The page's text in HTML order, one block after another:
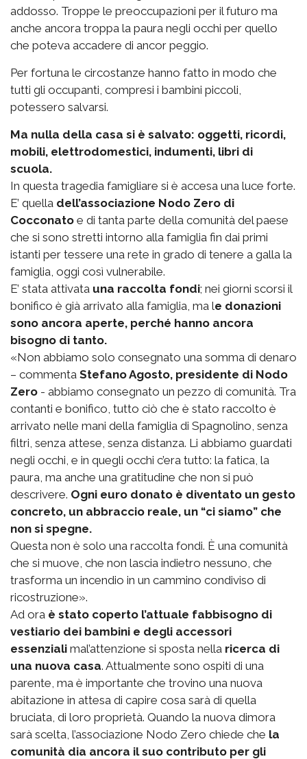
addosso. Troppe le preoccupazioni per il futuro ma
anche ancora troppa la paura negli occhi per quello
che poteva accadere di ancor peggio.
Per fortuna le circostanze hanno fatto in modo che
tutti gli occupanti, compresi i bambini piccoli,
potessero salvarsi.
Ma nulla della casa si è salvato: oggetti, ricordi,
mobili, elettrodomestici, indumenti, libri di
scuola.
In questa tragedia famigliare si è accesa una luce forte.
E’ quella dell’associazione Nodo Zero di
Cocconato e di tanta parte della comunità del paese
che si sono stretti intorno alla famiglia fin dai primi
istanti per tessere una rete in grado di tenere a galla la
famiglia, oggi così vulnerabile.
E’ stata attivata una raccolta fondi; nei giorni scorsi il
bonifico è già arrivato alla famiglia, ma le donazioni
sono ancora aperte, perché hanno ancora
bisogno di tanto.
«Non abbiamo solo consegnato una somma di denaro
– commenta Stefano Agosto, presidente di Nodo
Zero - abbiamo consegnato un pezzo di comunità. Tra
contanti e bonifico, tutto ciò che è stato raccolto è
arrivato nelle mani della famiglia di Spagnolino, senza
filtri, senza attese, senza distanza. Li abbiamo guardati
negli occhi, e in quegli occhi c’era tutto: la fatica, la
paura, ma anche una gratitudine che non si può
descrivere. Ogni euro donato è diventato un gesto
concreto, un abbraccio reale, un “ci siamo” che
non si spegne.
Questa non è solo una raccolta fondi. È una comunità
che si muove, che non lascia indietro nessuno, che
trasforma un incendio in un cammino condiviso di
ricostruzione».
Ad ora è stato coperto l’attuale fabbisogno di
vestiario dei bambini e degli accessori
essenziali mal’attenzione si sposta nella ricerca di
una nuova casa. Attualmente sono ospiti di una
parente, ma è importante che trovino una nuova
abitazione in attesa di capire cosa sarà di quella
bruciata, di loro proprietà. Quando la nuova dimora
sarà scelta, l’associazione Nodo Zero chiede che la
comunità dia ancora il suo contributo per gli